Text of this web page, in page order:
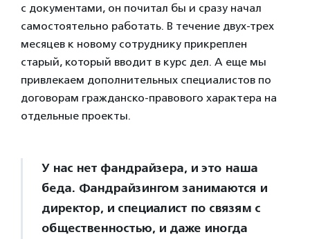
с документами, он почитал бы и сразу начал
самостоятельно работать. В течение двух-трех
месяцев к новому сотруднику прикреплен
старый, который вводит в курс дел. А еще мы
привлекаем дополнительных специалистов по
договорам гражданско-правового характера на
отдельные проекты.
У нас нет фандрайзера, и это наша
беда. Фандрайзингом занимаются и
директор, и специалист по связям с
общественностью, и даже иногда